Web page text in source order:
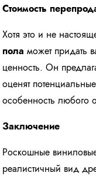
Стоимость
Хотя это и не
пола может придать
ценность. Он
оценят
особенность любого
Заключение
Роскошные
реалистичный вид